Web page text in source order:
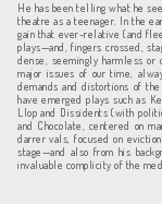
He has been telling what he
theatre as a teenager. In the
gain that ever-relative (and
plays—and, fingers crossed,
dense, seemingly harmless or
major issues of our time,
demands and distortions of
have emerged plays such as
Llop and Dissidents (with
and Chocolate, centered on
darrer vals, focused on
stage—and also from his
invaluable complicity of the